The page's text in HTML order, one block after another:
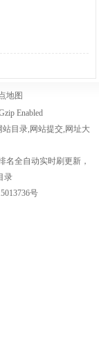
地图
Enabled
站目录,网站提交,网址大
名全自动实时刷更新，
录
号